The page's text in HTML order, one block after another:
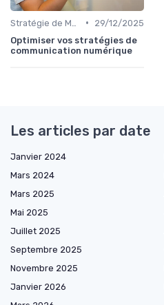
•
29/12/2025
Optimiser vos stratégies de
communication numérique
Les articles par date
Janvier 2024
Mars 2024
Mars 2025
Mai 2025
Juillet 2025
Septembre 2025
Novembre 2025
Janvier 2026